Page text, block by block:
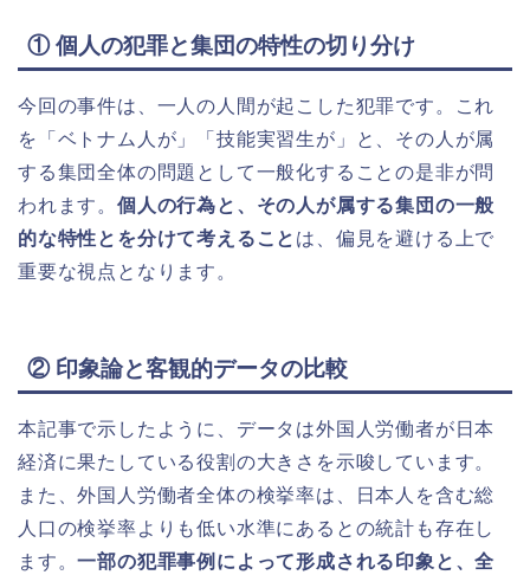
① 個人の犯罪と集団の特性の切り分け
今回の事件は、一人の人間が起こした犯罪です。これ
を「ベトナム人が」「技能実習生が」と、その人が属
する集団全体の問題として一般化することの是非が問
われます。 個人の行為と、その人が属する集団の一般
的な特性とを分けて考えること は、偏見を避ける上で
重要な視点となります。
② 印象論と客観的データの比較
本記事で示したように、データは外国人労働者が日本
経済に果たしている役割の大きさを示唆しています。
また、外国人労働者全体の検挙率は、日本人を含む総
人口の検挙率よりも低い水準にあるとの統計も存在し
ます。一部の犯罪事例によって形成される印象と、全